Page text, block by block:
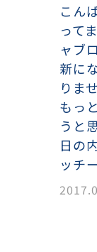
平織金網網目
綾織金網網目
特殊線材メッ
マグネステン
マグネステン
平畳織金網
綾畳織金網
クリンプ織金網
ロッククリン
フラットトッ
(滑面式金網)
トンキャップ
(長目金網)
タイロッド織
振動篩用金網
JIS試験用ふる
ワイヤーネッ
装飾用織金網
ワイヤーゲー
織金網加工品
金型パターン
在庫リスト
造粒機及び粉
遠心分離機用
スーパーパン
SUPER
スーパーパン
標準金型リスト
スーパーパン
在庫リスト
ODSサニタリ
二相ステンレ
耐摩耗鋼板
エンボス・デ
樹脂パンチン
（プラスチッ
セレクト カラ
樹脂パンチン
オーダーシート
（炭素繊維強
パンチング™
大開孔率パン
（X-OPEN
PUNCHING）
C.G.P/コンピ
グラフィック
開孔率自動計
重量自動計算
パンチングメ
エキスパンド
CFRTP EXメッ
グレーチング
こん
って
ャブ
新に
りま
もっ
うと
日の
ッチ